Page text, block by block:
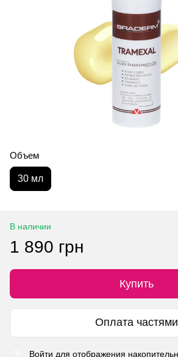
Объем
30 мл
В наличии
1 890 грн
Купить
Оплата частями
Войти для отображения